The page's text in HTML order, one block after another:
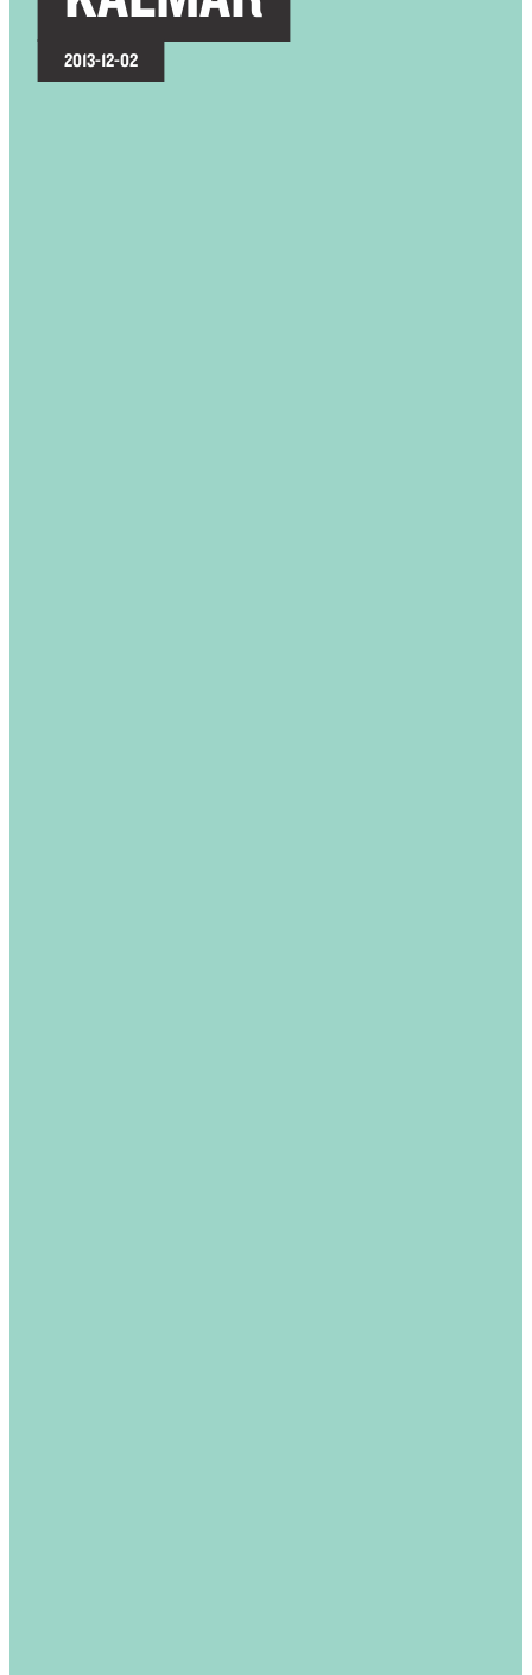
2013-12-02